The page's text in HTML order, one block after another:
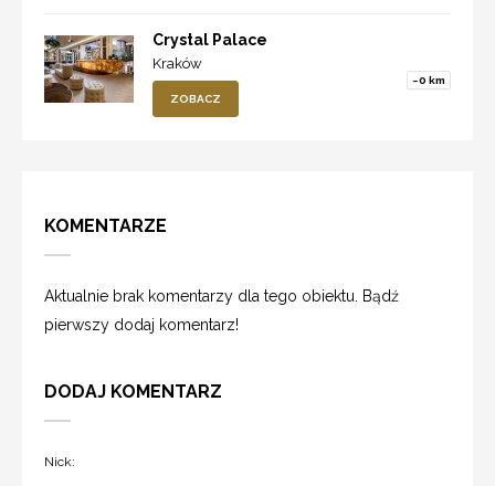
Crystal Palace
Kraków
~0 km
ZOBACZ
KOMENTARZE
Aktualnie brak komentarzy dla tego obiektu. Bądź
pierwszy dodaj komentarz!
DODAJ KOMENTARZ
Nick: